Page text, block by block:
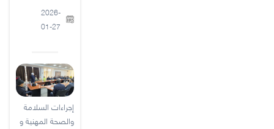
2026-
01-27
إجراءات السلامة
والصحة المهنية و